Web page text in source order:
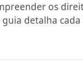
os
detalha cada